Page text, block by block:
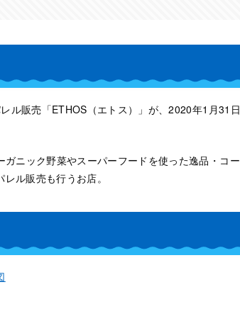
ル販売「ETHOS（エトス）」が、2020年1月31日
ニック野菜やスーパーフードを使った逸品・コー
ル販売も行うお店。